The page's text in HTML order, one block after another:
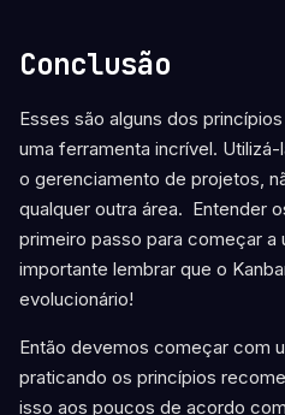
Conclusão
Esses são alguns dos
uma ferramenta incrível.
o gerenciamento de projetos,
qualquer outra área. Entender
primeiro passo para começar
importante lembrar que o
evolucionário!
Então devemos começar com
praticando os princípios
isso aos poucos de acordo